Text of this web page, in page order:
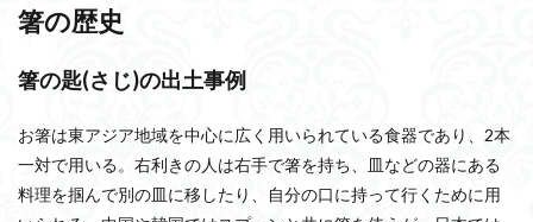
箸の歴史
箸の匙(さじ)の出土事例
お箸は東アジア地域を中心に広く用いられている食器であり、2本
一対で用いる。右利きの人は右手で箸を持ち、皿などの器にある
料理を掴んで別の皿に移したり、自分の口に持って行くために用